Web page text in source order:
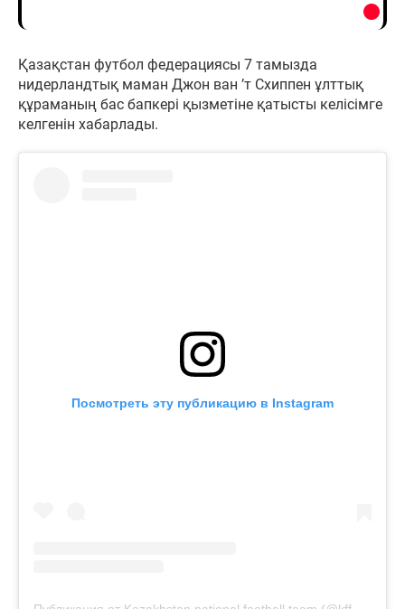
Қазақстан футбол федерациясы 7 тамызда
нидерландтық маман Джон ван ’т Схиппен ұлттық
құраманың бас бапкері қызметіне қатысты келісімге
келгенін хабарлады.
Посмотреть эту публикацию в Instagram